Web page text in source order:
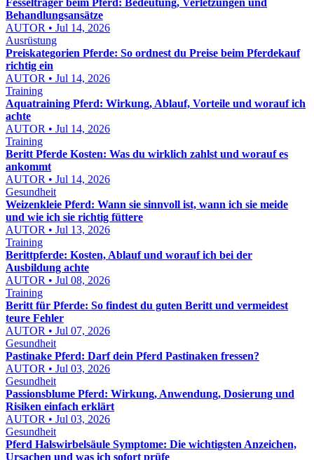
Fesselträger beim Pferd: Bedeutung, Verletzungen und
Behandlungsansätze
AUTOR • Jul 14, 2026
Ausrüstung
Preiskategorien Pferde: So ordnest du Preise beim Pferdekauf
richtig ein
AUTOR • Jul 14, 2026
Training
Aquatraining Pferd: Wirkung, Ablauf, Vorteile und worauf ich
achte
AUTOR • Jul 14, 2026
Training
Beritt Pferde Kosten: Was du wirklich zahlst und worauf es
ankommt
AUTOR • Jul 14, 2026
Gesundheit
Weizenkleie Pferd: Wann sie sinnvoll ist, wann ich sie meide
und wie ich sie richtig füttere
AUTOR • Jul 13, 2026
Training
Berittpferde: Kosten, Ablauf und worauf ich bei der
Ausbildung achte
AUTOR • Jul 08, 2026
Training
Beritt für Pferde: So findest du guten Beritt und vermeidest
teure Fehler
AUTOR • Jul 07, 2026
Gesundheit
Pastinake Pferd: Darf dein Pferd Pastinaken fressen?
AUTOR • Jul 03, 2026
Gesundheit
Passionsblume Pferd: Wirkung, Anwendung, Dosierung und
Risiken einfach erklärt
AUTOR • Jul 03, 2026
Gesundheit
Pferd Halswirbelsäule Symptome: Die wichtigsten Anzeichen,
Ursachen und was ich sofort prüfe